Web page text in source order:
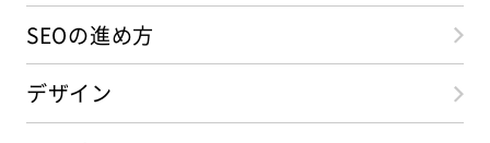
SEOの進め方
デザイン